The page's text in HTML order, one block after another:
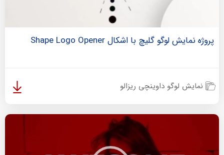
پروژه نمایش لوگو گلیچ با اشکال Shape Logo Opener
نمایش لوگو داوینچی ریزالو